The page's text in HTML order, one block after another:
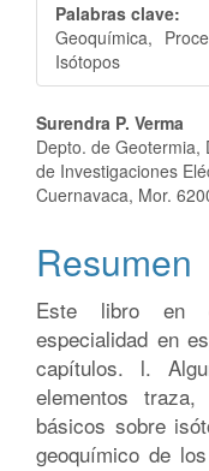
Palabras clave:
Geoquímica,
Isótopos
Contenido
principal
del
artículo
Surendra P. Verma
Depto. de Geotermia,
de Investigaciones
Cuernavaca, Mor.
Resumen
Este libro en
especialidad en
capítulos. l.
elementos
básicos sobre
geoquímico de